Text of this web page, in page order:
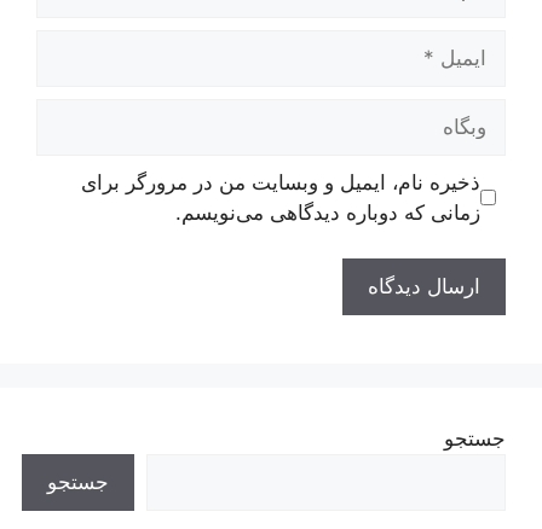
ذخیره نام، ایمیل و وبسایت من در مرورگر برای
زمانی که دوباره دیدگاهی می‌نویسم.
جستجو
جستجو